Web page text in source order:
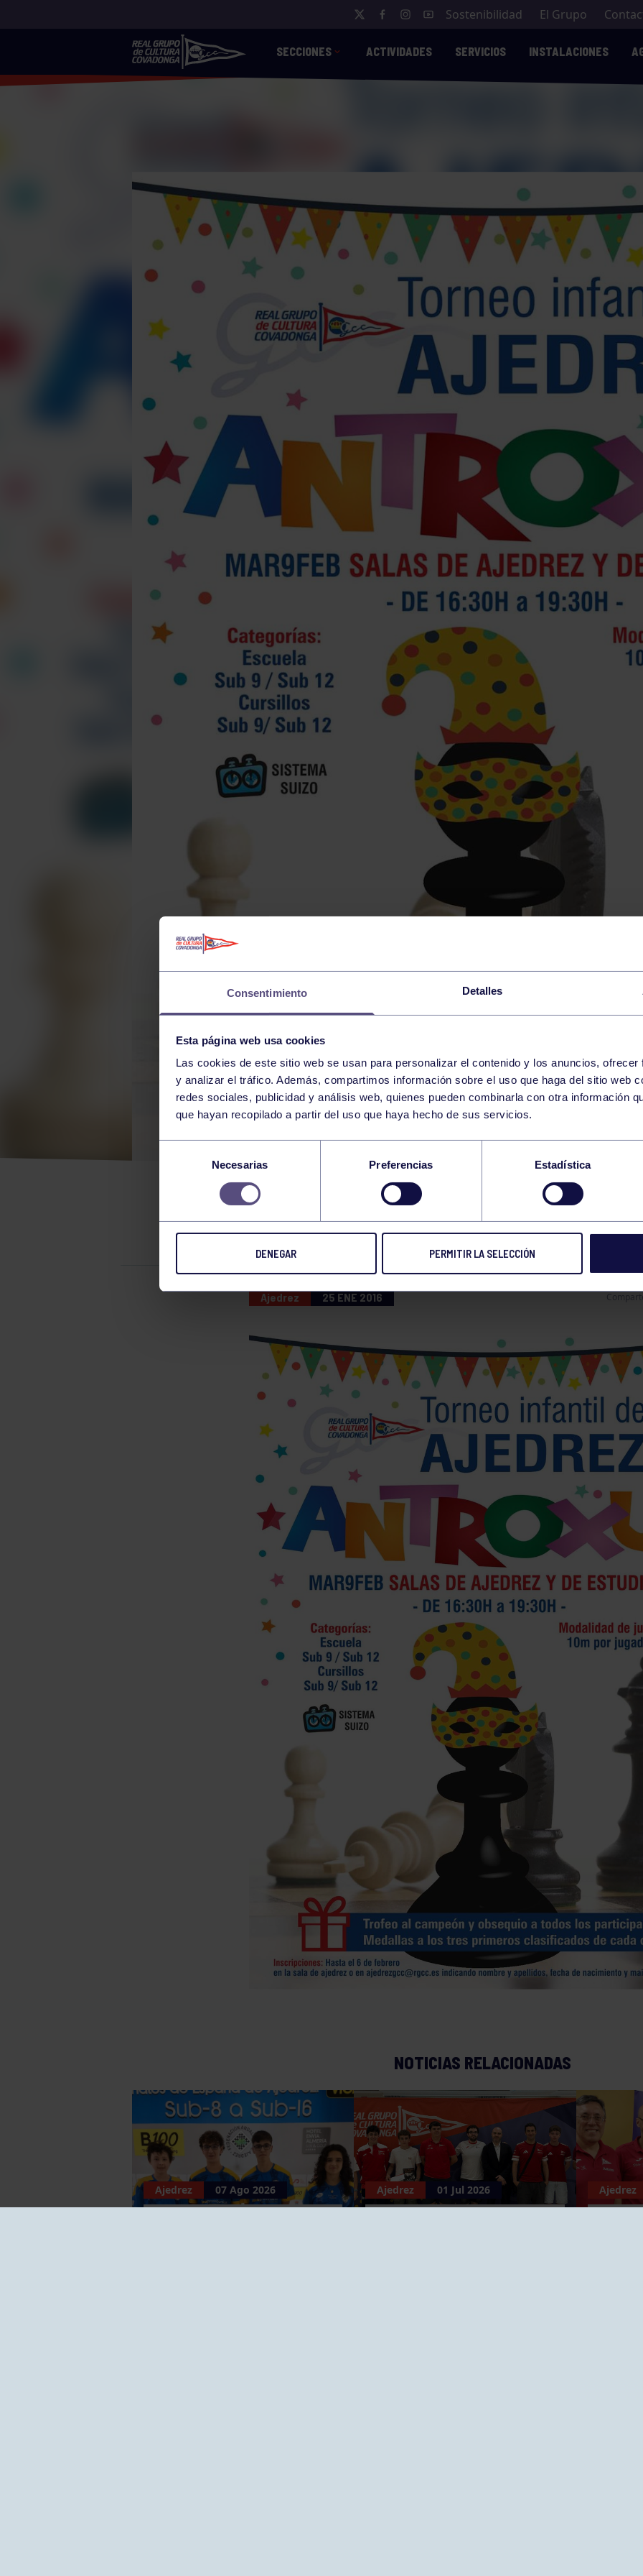
Consentimiento Detalles
Esta página web usa cookies
Las cookies de este sitio web se usan para personalizar el contenido y los anuncios,
y analizar el tráfico. Además, compartimos información sobre el uso que haga del sitio web
redes sociales, publicidad y análisis web, quienes pueden combinarla con otra información
que hayan recopilado a partir del uso que haya hecho de sus servicios.
consentimiento
Necesarias Preferencias Estadística
DENEGAR PERMITIR LA SELECCIÓN
Sostenibilidad El Grupo
SECCIONES ACTIVIDADES SERVICIOS INSTALACIONES
AJEDREZ
TORNEO INFANTIL DE AJEDREZ ANTROXU
Ajedrez 25 ENE 2016
NOTICIAS RELACIONADAS
Ajedrez 07 Ago 2026 Ajedrez 01 Jul 2026 Ajedrez